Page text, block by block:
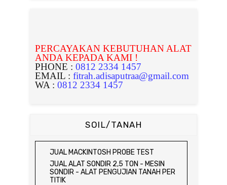
PERCAYAKAN KEBUTUHAN ALAT
ANDA KEPADA KAMI !
PHONE : 0812 2334 1457
EMAIL : fitrah.adisaputraa@gmail.com
WA : 0812 2334 1457
SOIL/TANAH
JUAL MACKINTOSH PROBE TEST
JUAL ALAT SONDIR 2,5 TON - MESIN
SONDIR - ALAT PENGUJIAN TANAH PER
TITIK